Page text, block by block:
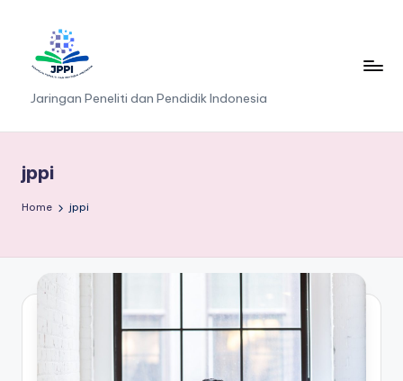
content
J
P
Jaringan Peneliti dan Pendidik Indonesia
jppi
Home jppi